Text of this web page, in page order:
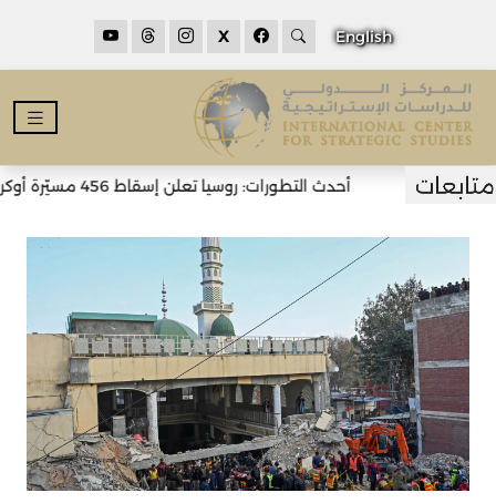
English
X
أحدث التطورات: روسيا تعلن إسقاط 456 مسيّرة أوكرانية خلال الليل وسقوط قتلى